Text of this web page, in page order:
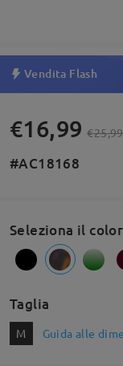
Vendita Flash
€16,99 €25,99
#AC18168
Seleziona il
Taglia
M Guida alle